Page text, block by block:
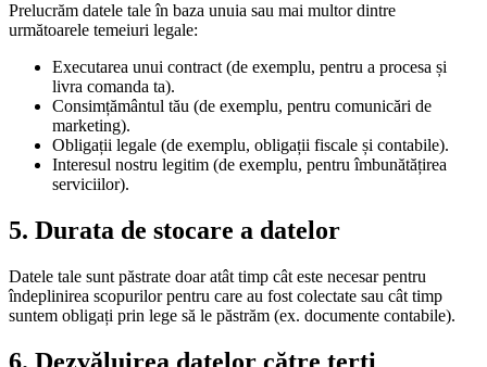
Prelucrăm datele tale în baza unuia sau mai multor dintre
următoarele temeiuri legale:
Executarea unui contract (de exemplu, pentru a procesa și
livra comanda ta).
Consimțământul tău (de exemplu, pentru comunicări de
marketing).
Obligații legale (de exemplu, obligații fiscale și contabile).
Interesul nostru legitim (de exemplu, pentru îmbunătățirea
serviciilor).
5. Durata de stocare a datelor
Datele tale sunt păstrate doar atât timp cât este necesar pentru
îndeplinirea scopurilor pentru care au fost colectate sau cât timp
suntem obligați prin lege să le păstrăm (ex. documente contabile).